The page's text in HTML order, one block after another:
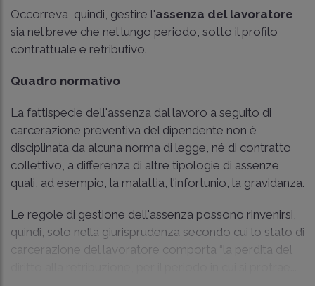
Occorreva, quindi, gestire l'assenza del lavoratore
sia nel breve che nel lungo periodo, sotto il profilo
contrattuale e retributivo.
Quadro normativo
La fattispecie dell'assenza dal lavoro a seguito di
carcerazione preventiva del dipendente non è
disciplinata da alcuna norma di legge, né di contratto
collettivo, a differenza di altre tipologie di assenze
quali, ad esempio, la malattia, l'infortunio, la gravidanza.
Le regole di gestione dell'assenza possono rinvenirsi,
quindi, solo nella giurisprudenza secondo cui lo stato di
carcerazione del lavoratore comporta “la perdita del